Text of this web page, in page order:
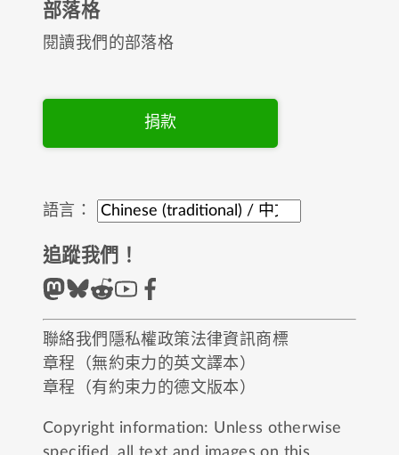
部落格
閱讀我們的部落格
捐款
語言：
追蹤我們！
聯絡我們 隱私權政策法律資訊商標
章程（無約束力的英文譯本）
章程（有約束力的德文版本）
Copyright information: Unless otherwise